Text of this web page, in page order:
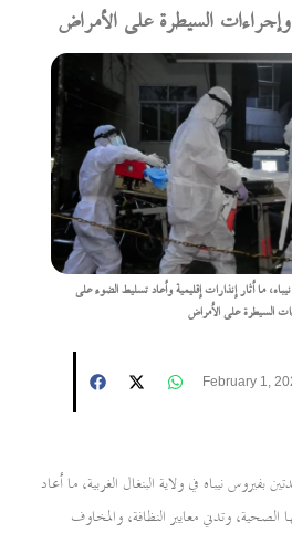
السيطرة على الأمراض
ما أثار إنذارات إقليمية وأعاد تسليط الضوء على
السيطرة على الأمراض
February 1,
نيباه في ولاية البنغال الغربية، ما أعاد
وتدني معايير النظافة، والمخاوف